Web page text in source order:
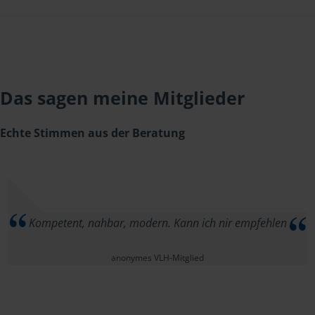
Das sagen meine Mitglieder
Echte Stimmen aus der Beratung
Kompetent, nahbar, modern. Kann ich nir empfehlen
anonymes VLH-Mitglied